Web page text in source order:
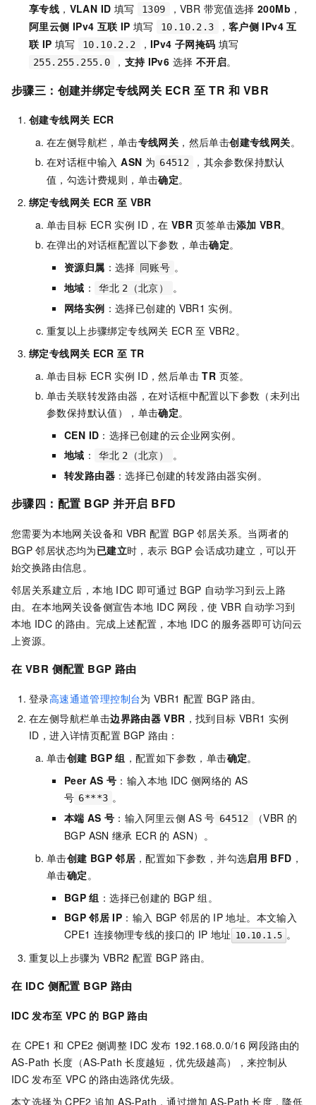
享专线 ， VLAN ID 填写 1309 ，VBR 带宽值选择200Mb ，
阿里云侧 IPv4 互联 IP 填写 10.10.2.3 ，客户侧 IPv4 互
联 IP 填写 10.10.2.2 ，IPv4 子网掩码 填写
255.255.255.0 ， 支持 IPv6 选择 不开启。
步骤三：创建并绑定专线网关 ECR 至 TR 和 VBR
创建专线网关 ECR
在左侧导航栏，单击专线网关 ，然后单击创建专线网关。
在对话框中输入 ASN 为 64512
，其余参数保持默认
值，勾选计费规则，单击确定。
绑定专线网关 ECR 至 VBR
单击目标 ECR 实例 ID，在 VBR 页签单击添加 VBR。
在弹出的对话框配置以下参数，单击确定。
资源归属 ：选择 同账号 。
地域 ： 华北 2（北京）
。
网络实例 ：选择已创建的 VBR1 实例。
重复以上步骤绑定专线网关 ECR 至 VBR2。
绑定专线网关 ECR 至 TR
单击目标 ECR 实例 ID，然后单击 TR 页签。
单击关联转发路由器，在对话框中配置以下参数（未列出
参数保持默认值），单击确定。
CEN ID ：选择已创建的云企业网实例。
地域 ： 华北 2（北京）
。
转发路由器 ：选择已创建的转发路由器实例。
步骤四：配置 BGP 并开启 BFD
您需要为本地网关设备和 VBR 配置 BGP 邻居关系。当两者的
BGP 邻居状态均为已建立时，表示 BGP 会话成功建立，可以开
始交换路由信息。
邻居关系建立后，本地 IDC 即可通过 BGP 自动学习到云上路
由。在本地网关设备侧宣告本地 IDC 网段，使 VBR 自动学习到
本地 IDC 的路由。完成上述配置，本地 IDC 的服务器即可访问云
上资源。
在 VBR 侧配置 BGP 路由
登录高速通道管理控制台为 VBR1 配置 BGP 路由。
在左侧导航栏单击边界路由器 VBR ，找到目标 VBR1 实例
ID，进入详情页配置 BGP 路由：
单击创建 BGP 组 ，配置如下参数，单击确定。
Peer AS 号 ：输入本地 IDC 侧网络的 AS
号 6***3 。
本端 AS 号 ：输入阿里云侧 AS 号 64512 （VBR 的
BGP ASN 继承 ECR 的 ASN）。
单击创建 BGP 邻居 ，配置如下参数，并勾选启用 BFD ，
单击确定。
BGP 组 ：选择已创建的 BGP 组。
BGP 邻居 IP ：输入 BGP 邻居的 IP 地址。本文输入
CPE1 连接物理专线的接口的 IP 地址 10.10.1.5 。
重复以上步骤为 VBR2 配置 BGP 路由。
在 IDC 侧配置 BGP 路由
IDC 发布至 VPC 的 BGP 路由
在 CPE1 和 CPE2 侧调整 IDC 发布 192.168.0.0/16 网段路由的
AS-Path 长度（AS-Path 长度越短，优先级越高），来控制从
IDC 发布至 VPC 的路由选路优先级。
本文选择为 CPE2 追加 AS-Path，通过增加 AS-Path 长度，降低